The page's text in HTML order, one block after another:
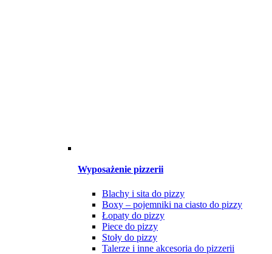
Wyposażenie pizzerii
Blachy i sita do pizzy
Boxy – pojemniki na ciasto do pizzy
Łopaty do pizzy
Piece do pizzy
Stoły do pizzy
Talerze i inne akcesoria do pizzerii